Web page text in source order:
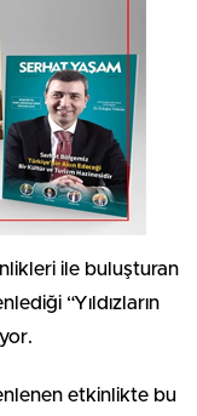
ile buluşturan
“Yıldızların
etkinlikte bu